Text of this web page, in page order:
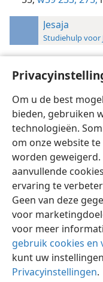
Om u de best
bieden, gebruiken
technologieën.
om onze website
worden
aanvullende
ervaring te
Geen van deze
voor
voor meer
gebruik cookies en
kunt uw
Privacyinstellingen.
Jesaja
Studiehulp voor
Jesaja’s profetie II,
Copyright© 2026 Watch